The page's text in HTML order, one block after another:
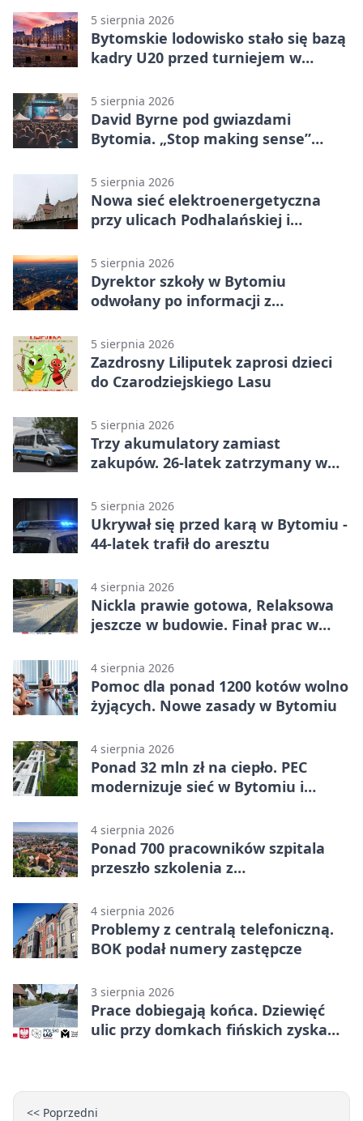
5 sierpnia 2026
Bytomskie lodowisko stało się bazą
kadry U20 przed turniejem w
5 sierpnia 2026
David Byrne pod gwiazdami
Bytomia. „Stop making sense”
5 sierpnia 2026
Nowa sieć elektroenergetyczna
przy ulicach Podhalańskiej i
5 sierpnia 2026
Dyrektor szkoły w Bytomiu
odwołany po informacji z
5 sierpnia 2026
Zazdrosny Liliputek zaprosi dzieci
do Czarodziejskiego Lasu
5 sierpnia 2026
Trzy akumulatory zamiast
zakupów. 26-latek zatrzymany w
5 sierpnia 2026
Ukrywał się przed karą w Bytomiu -
44-latek trafił do aresztu
4 sierpnia 2026
Nickla prawie gotowa, Relaksowa
jeszcze w budowie. Finał prac w
4 sierpnia 2026
Pomoc dla ponad 1200 kotów wolno
żyjących. Nowe zasady w Bytomiu
4 sierpnia 2026
Ponad 32 mln zł na ciepło. PEC
modernizuje sieć w Bytomiu i
4 sierpnia 2026
Ponad 700 pracowników szpitala
przeszło szkolenia z
4 sierpnia 2026
Problemy z centralą telefoniczną.
BOK podał numery zastępcze
3 sierpnia 2026
Prace dobiegają końca. Dziewięć
ulic przy domkach fińskich zyska
<< Poprzedni